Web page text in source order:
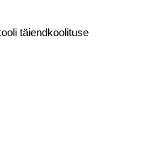
täiendkoolituse